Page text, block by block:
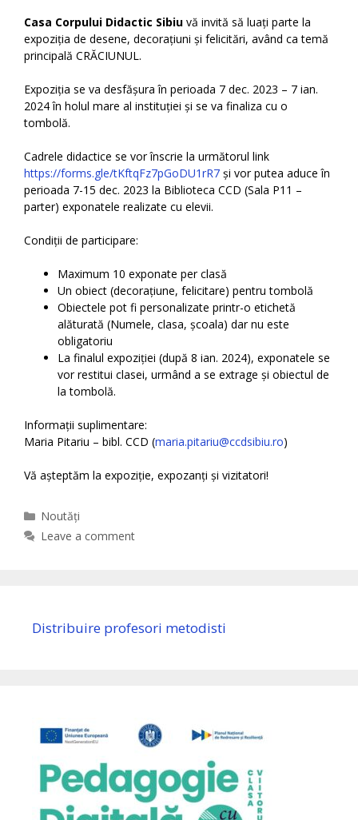
Casa Corpului Didactic Sibiu vă invită să luați parte la
expoziția de desene, decorațiuni și felicitări, având ca temă
principală CRĂCIUNUL.
Expoziția se va desfășura în perioada 7 dec. 2023 – 7 ian.
2024 în holul mare al instituției și se va finaliza cu o
tombolă.
Cadrele didactice se vor înscrie la următorul link
https://forms.gle/tKftqFz7pGoDU1rR7 și vor putea aduce în
perioada 7-15 dec. 2023 la Biblioteca CCD (Sala P11 –
parter) exponatele realizate cu elevii.
Condiții de participare:
Maximum 10 exponate per clasă
Un obiect (decorațiune, felicitare) pentru tombolă
Obiectele pot fi personalizate printr-o etichetă
alăturată (Numele, clasa, școala) dar nu este
obligatoriu
La finalul expoziției (după 8 ian. 2024), exponatele se
vor restitui clasei, urmând a se extrage și obiectul de
la tombolă.
Informații suplimentare:
Maria Pitariu – bibl. CCD (maria.pitariu@ccdsibiu.ro)
Vă așteptăm la expoziție, expozanți și vizitatori!
Categories
Noutăți
Leave a comment
Distribuire profesori metodisti